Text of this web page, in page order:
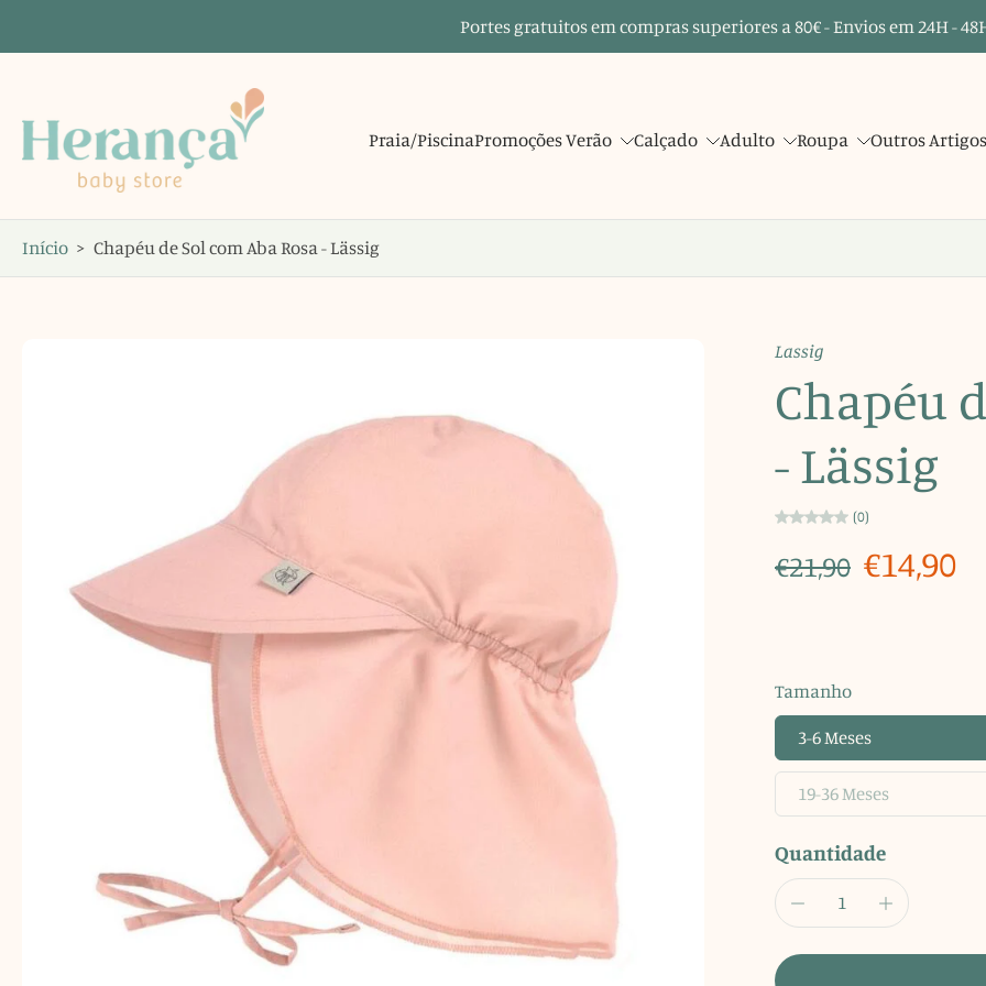
para
Portes gratuitos em compras superiores a 80€ - Envios em 24H -
Praia/PiscinaPromoções Verão Calçado Adulto Roupa Outros Artigos
Início > Chapéu de Sol com Aba Rosa - Lässig
Lassig
Chapéu
- Lässig
(0)
€21,90 €14,90
Tamanho
3-6 Meses
19-36 Meses
Quantidade